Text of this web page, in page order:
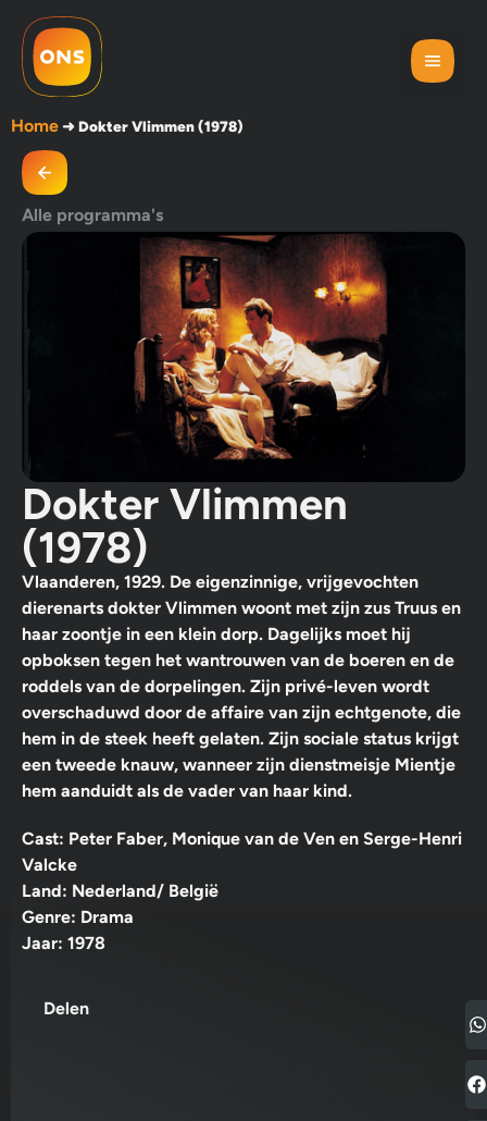
Home➜Dokter Vlimmen (1978)
Alle programma's
Dokter Vlimmen
(1978)
Vlaanderen, 1929. De eigenzinnige, vrijgevochten
dierenarts dokter Vlimmen woont met zijn zus Truus en
haar zoontje in een klein dorp. Dagelijks moet hij
opboksen tegen het wantrouwen van de boeren en de
roddels van de dorpelingen. Zijn privé-leven wordt
overschaduwd door de affaire van zijn echtgenote, die
hem in de steek heeft gelaten. Zijn sociale status krijgt
een tweede knauw, wanneer zijn dienstmeisje Mientje
hem aanduidt als de vader van haar kind.
Cast: Peter Faber, Monique van de Ven en Serge-Henri
Valcke
Land: Nederland/ België
Genre: Drama
Jaar: 1978
Delen